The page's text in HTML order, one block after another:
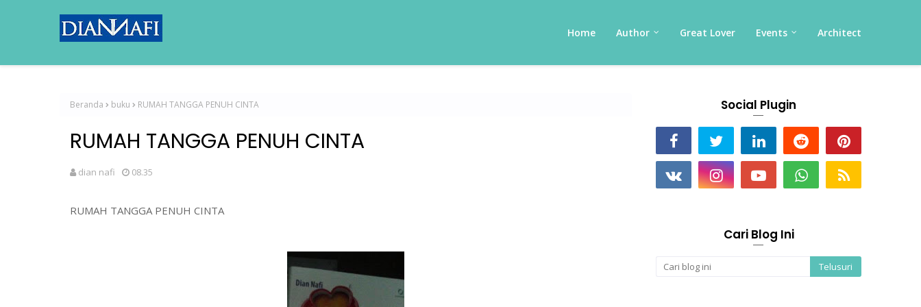
Home Author Great Lover Events Architect
Beranda buku RUMAH TANGGA PENUH CINTA
RUMAH TANGGA PENUH CINTA
dian nafi 08.35
RUMAH TANGGA PENUH CINTA
Social Plugin
Cari Blog Ini